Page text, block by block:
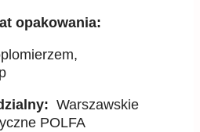
opakowania:
Warszawskie
POLFA